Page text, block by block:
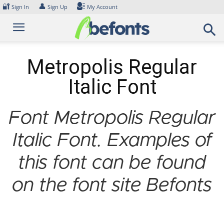
Skip
content
🔐 Sign In 👤 Sign Up My Account
Metropolis Regular
Italic Font
Font Metropolis Regular
Italic Font. Examples of
this font can be found
on the font site Befonts